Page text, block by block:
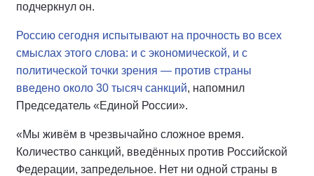
подчеркнул он.
Россию сегодня испытывают на прочность во всех
смыслах этого слова: и с экономической, и с
политической точки зрения — против страны
введено около 30 тысяч санкций, напомнил
Председатель «Единой России».
«Мы живём в чрезвычайно сложное время.
Количество санкций, введённых против Российской
Федерации, запредельное. Нет ни одной страны в